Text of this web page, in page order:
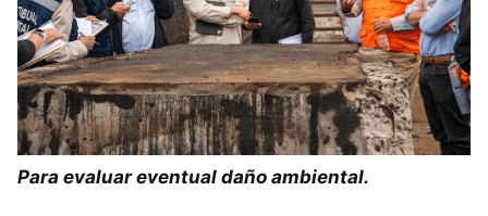
Para evaluar eventual daño ambiental.